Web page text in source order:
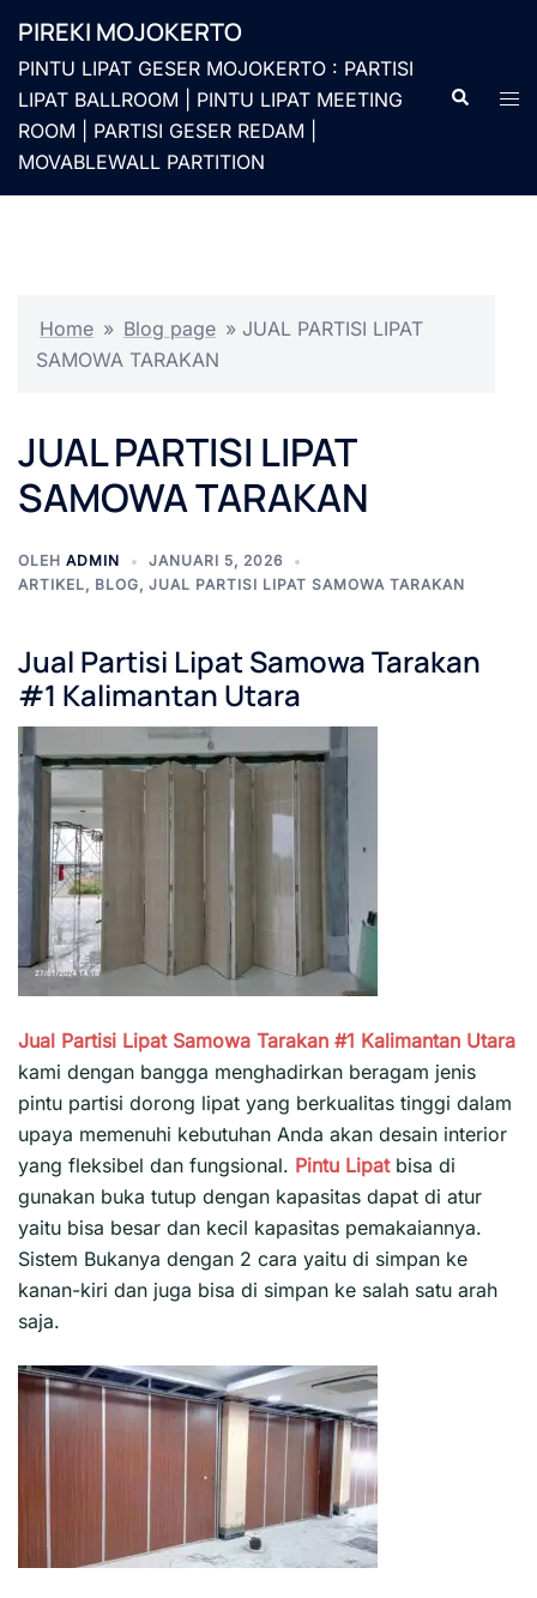
kePIREKI MOJOKERTO
PINTU LIPAT GESER MOJOKERTO : PARTISI
LIPAT BALLROOM | PINTU LIPAT MEETING
ROOM | PARTISI GESER REDAM |
MOVABLEWALL PARTITION
Cari
Home » Blog page » JUAL PARTISI LIPAT
SAMOWA TARAKAN
JUAL PARTISI LIPAT
SAMOWA TARAKAN
OLEH ADMIN
JANUARI 5, 2026
ARTIKEL, BLOG, JUAL PARTISI LIPAT SAMOWA TARAKAN
Jual Partisi Lipat Samowa Tarakan
#1 Kalimantan Utara
Jual Partisi Lipat Samowa Tarakan #1 Kalimantan Utara
kami dengan bangga menghadirkan beragam jenis
pintu partisi dorong lipat yang berkualitas tinggi dalam
upaya memenuhi kebutuhan Anda akan desain interior
yang fleksibel dan fungsional. Pintu Lipat bisa di
gunakan buka tutup dengan kapasitas dapat di atur
yaitu bisa besar dan kecil kapasitas pemakaiannya.
Sistem Bukanya dengan 2 cara yaitu di simpan ke
kanan-kiri dan juga bisa di simpan ke salah satu arah
saja.